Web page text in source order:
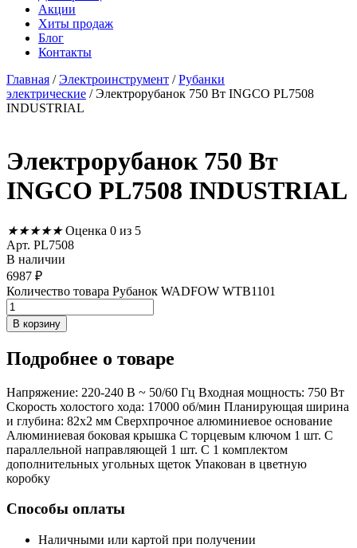
Акции
Хиты продаж
Блог
Контакты
Главная /Электроинструмент /Рубанки
электрические / Электрорубанок 750 Вт INGCO PL7508
INDUSTRIAL
Электрорубанок 750 Вт
INGCO PL7508 INDUSTRIAL
★★★★★ Оценка 0 из 5
Арт. PL7508
В наличии
6987 ₽
Количество товара Рубанок WADFOW WTB1101
В корзину
Подробнее о товаре
Напряжение: 220-240 В ~ 50/60 Гц Входная мощность: 750 Вт
Скорость холостого хода: 17000 об/мин Планирующая ширина
и глубина: 82x2 мм Сверхпрочное алюминиевое основание
Алюминиевая боковая крышка С торцевым ключом 1 шт. С
параллельной направляющей 1 шт. С 1 комплектом
дополнительных угольных щеток Упакован в цветную
коробку
Способы оплаты
Наличными или картой при получении